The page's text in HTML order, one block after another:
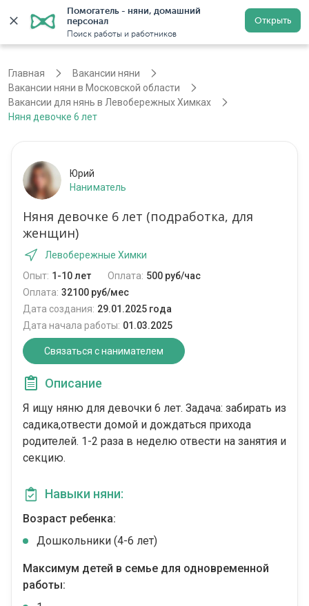
Помогатель - няни, домашний
персонал
Поиск работы и работников
Открыть
Регистрация
Главная
Вакансии няни
Вакансии няни в Московской области
Вакансии для нянь в Левобережных Химках
Няня девочке 6 лет
Юрий
Наниматель
Няня девочке 6 лет (подработка, для
женщин)
Левобережные Химки
Опыт: 1-10 лет Оплата: 500 руб/час
Оплата: 32100 руб/мес
Дата создания: 29.01.2025 года
Дата начала работы: 01.03.2025
Связаться с нанимателем
Описание
Я ищу няню для девочки 6 лет. Задача: забирать из
садика,отвести домой и дождаться прихода
родителей. 1-2 раза в неделю отвести на занятия и
секцию.
Навыки няни:
Возраст ребенка:
Дошкольники (4-6 лет)
Максимум детей в семье для одновременной
работы: